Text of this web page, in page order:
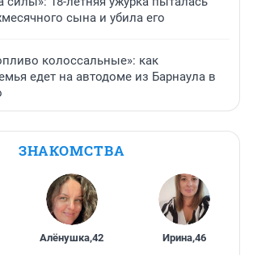
сына и убила его
колоссальные»: как
едет на автодоме из Барнаула в
ЗНАКОМСТВА
Алёнушка,42 Ирина,46